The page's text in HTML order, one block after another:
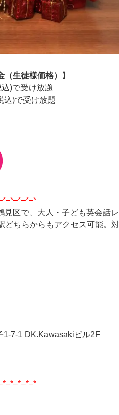
生徒様価格）
】
)で受け放題
)で受け放題
区で、大人・子ども英会話
ちらからもアクセス可能。
1-7-1 DK.Kawasakiビル2F